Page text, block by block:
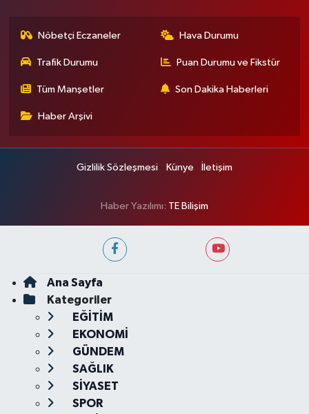
Nöbetçi Eczaneler Hava Durumu
Trafik Durumu Puan Durumu ve Fikstür
Tüm Manşetler Son Dakika Haberleri
Haber Arşivi
Gizlilik Sözleşmesi Künye İletişim
Haber Yazılımı: TE Bilişim
Ana Sayfa
Kategoriler
EĞİTİM
EKONOMİ
GÜNDEM
SAĞLIK
SİYASET
SPOR